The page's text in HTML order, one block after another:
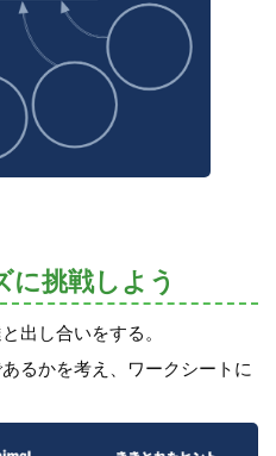
に挑戦しよう
出し合いをする。
るかを考え、ワークシートに